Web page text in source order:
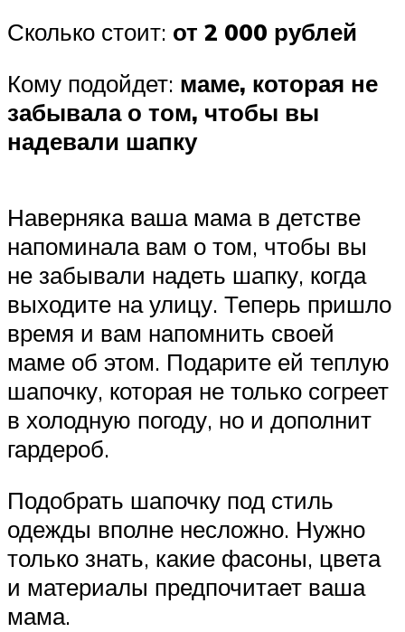
Сколько стоит: от 2 000 рублей
Кому подойдет: маме, которая не
забывала о том, чтобы вы
надевали шапку
Наверняка ваша мама в детстве
напоминала вам о том, чтобы вы
не забывали надеть шапку, когда
выходите на улицу. Теперь пришло
время и вам напомнить своей
маме об этом. Подарите ей теплую
шапочку, которая не только согреет
в холодную погоду, но и дополнит
гардероб.
Подобрать шапочку под стиль
одежды вполне несложно. Нужно
только знать, какие фасоны, цвета
и материалы предпочитает ваша
мама.